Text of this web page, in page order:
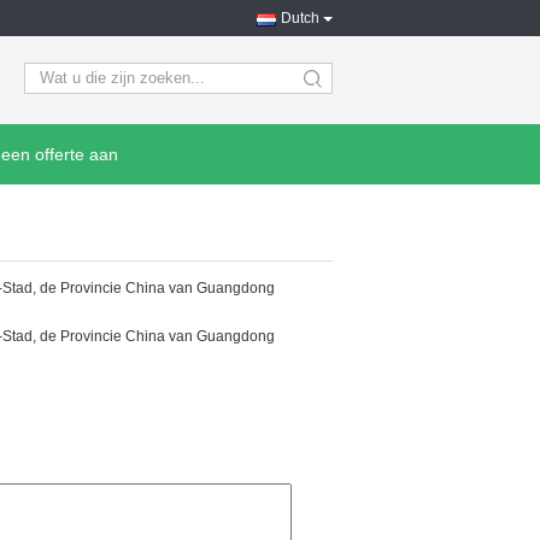
Dutch
search
offerte aan
de Provincie China van Guangdong
de Provincie China van Guangdong